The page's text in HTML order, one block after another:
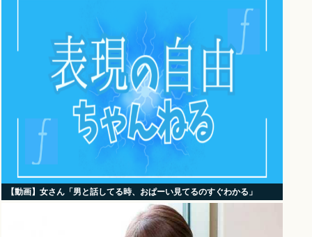
【動画】女さん「男と話してる時、おぱーい見てるのすぐわかる」